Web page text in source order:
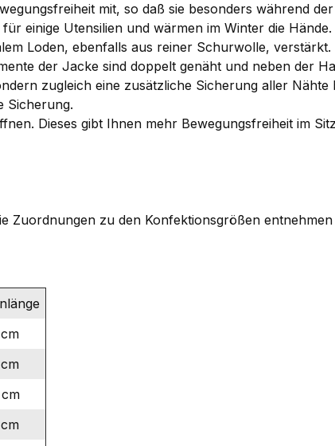
mit, so daß sie besonders während
einige Utensilien und wärmen im Winter die
Loden, ebenfalls aus reiner Schurwolle,
der Jacke sind doppelt genäht und neben der
zugleich eine zusätzliche Sicherung aller Nähte
Sicherung.
Dieses gibt Ihnen mehr Bewegungsfreiheit im
Zuordnungen zu den Konfektionsgrößen